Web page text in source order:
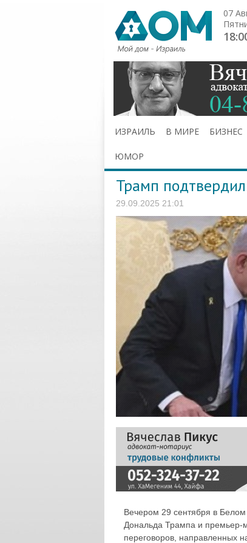
07
ИЗРАИЛЬ В МИРЕ БИЗНЕС
ЮМОР
Трамп
29.09.2025 21:01
Вечером 29 сентября в
Дональда Трампа и премьер-
переговоров, направленных